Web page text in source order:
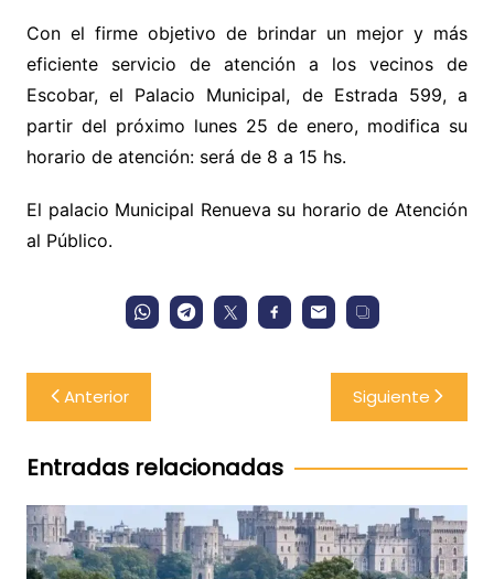
Con el firme objetivo de brindar un mejor y más
eficiente servicio de atención a los vecinos de
Escobar, el Palacio Municipal, de Estrada 599, a
partir del próximo lunes 25 de enero, modifica su
horario de atención: será de 8 a 15 hs.
El palacio Municipal Renueva su horario de Atención
al Público.
Navegación
de
entradas
Anterior Siguiente
Entradas relacionadas